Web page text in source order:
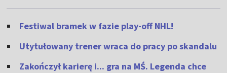
Festiwal bramek w fazie play-off NHL!
Utytułowany trener wraca do pracy po skandalu
Zakończył karierę i... gra na MŚ. Legenda chce